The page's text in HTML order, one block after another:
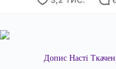
Допис Насті